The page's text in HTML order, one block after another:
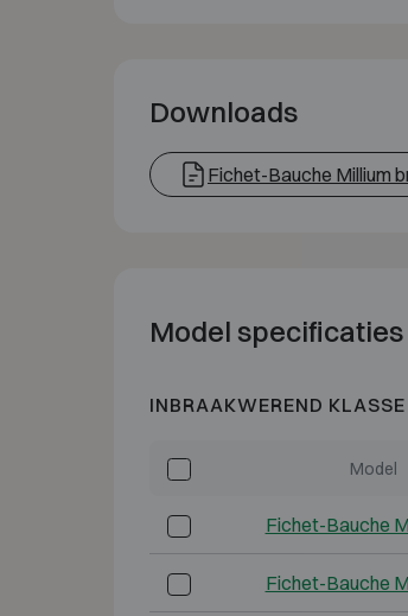
Downloads
Fichet-Bauche Millium
Model specificaties
INBRAAKWEREND KLASSE
Model
Fichet-Bauche
Fichet-Bauche